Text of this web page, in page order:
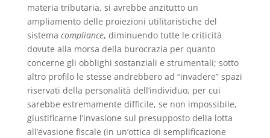
materia tributaria, si avrebbe anzitutto un
ampliamento delle proiezioni utilitaristiche del
sistema compliance, diminuendo tutte le criticità
dovute alla morsa della burocrazia per quanto
concerne gli obblighi sostanziali e strumentali; sotto
altro profilo le stesse andrebbero ad “invadere” spazi
riservati della personalità dell’individuo, per cui
sarebbe estremamente difficile, se non impossibile,
giustificarne l’invasione sul presupposto della lotta
all’evasione fiscale (in un’ottica di semplificazione